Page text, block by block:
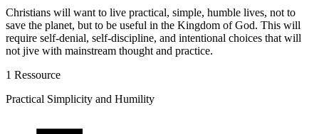
Christians will want to live practical, simple, humble lives, not to
save the planet, but to be useful in the Kingdom of God. This will
require self-denial, self-discipline, and intentional choices that will
not jive with mainstream thought and practice.
1 Ressource
Practical Simplicity and Humility